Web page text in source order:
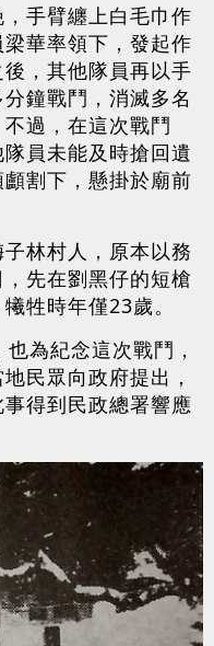
手臂纏上白毛巾作
華率領下，發起作
，其他隊員再以手
鐘戰鬥，消滅多名
過，在這次戰鬥
員未能及時搶回遺
割下，懸掛於廟前
林村人，原本以務
先在劉黑仔的短槍
牲時年僅23歲。
為紀念這次戰鬥，
民眾向政府提出，
得到民政總署響應